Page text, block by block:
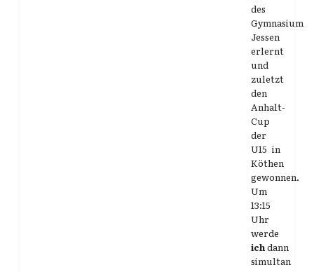
des
Gymnasium
Jessen
erlernt
und
zuletzt
den
Anhalt-
Cup
der
U15 in
Köthen
gewonnen.
Um
13:15
Uhr
werde
ichdann
simultan